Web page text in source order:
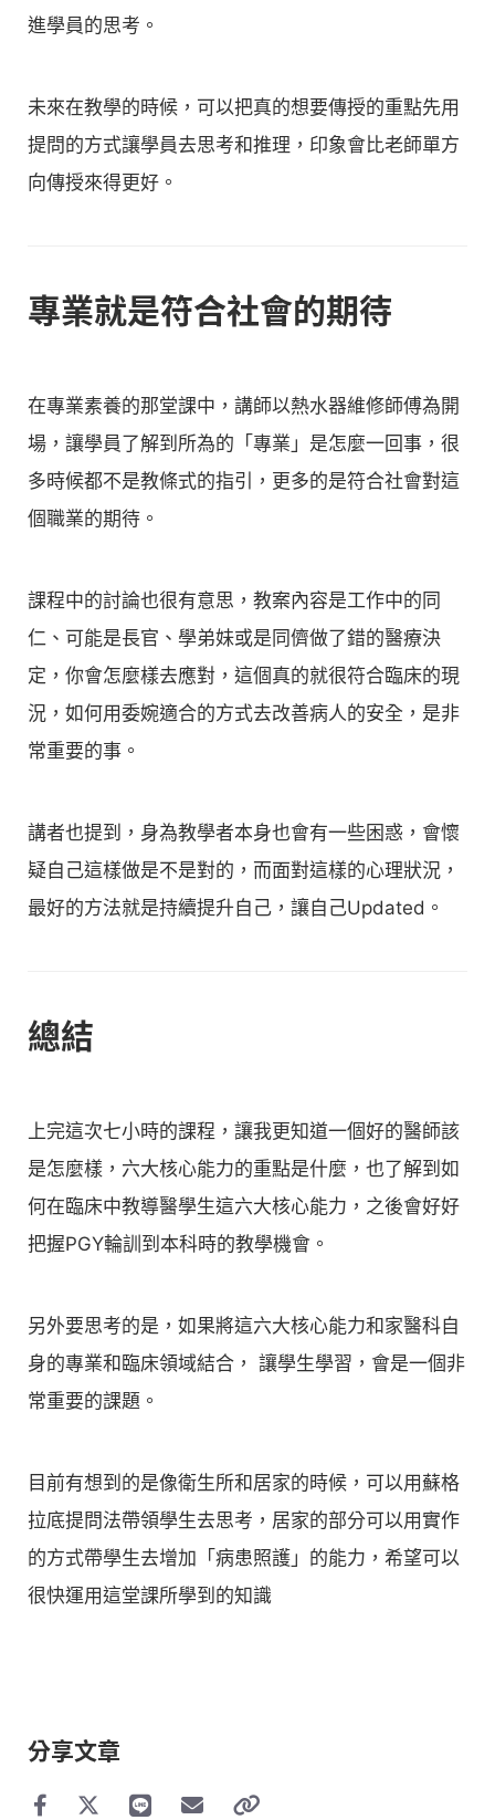
進學員的思考。
未來在教學的時候，可以把真的想要傳授的重點先用
提問的方式讓學員去思考和推理，印象會比老師單方
向傳授來得更好。
專業就是符合社會的期待
在專業素養的那堂課中，講師以熱水器維修師傅為開
場，讓學員了解到所為的「專業」是怎麼一回事，很
多時候都不是教條式的指引，更多的是符合社會對這
個職業的期待。
課程中的討論也很有意思，教案內容是工作中的同
仁、可能是長官、學弟妹或是同儕做了錯的醫療決
定，你會怎麼樣去應對，這個真的就很符合臨床的現
況，如何用委婉適合的方式去改善病人的安全，是非
常重要的事。
講者也提到，身為教學者本身也會有一些困惑，會懷
疑自己這樣做是不是對的，而面對這樣的心理狀況，
最好的方法就是持續提升自己，讓自己Updated。
總結
上完這次七小時的課程，讓我更知道一個好的醫師該
是怎麼樣，六大核心能力的重點是什麼，也了解到如
何在臨床中教導醫學生這六大核心能力，之後會好好
把握PGY輪訓到本科時的教學機會。
另外要思考的是，如果將這六大核心能力和家醫科自
身的專業和臨床領域結合， 讓學生學習，會是一個非
常重要的課題。
目前有想到的是像衛生所和居家的時候，可以用蘇格
拉底提問法帶領學生去思考，居家的部分可以用實作
的方式帶學生去增加「病患照護」的能力，希望可以
很快運用這堂課所學到的知識
分享文章